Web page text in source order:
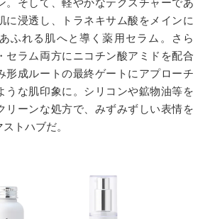
。そして、軽やかなテクスチャーであ
に浸透し、トラネキサム酸をメインに
ふれる肌へと導く薬用セラム。さら
セラム両方にニコチン酸アミドを配合
形成ルートの最終ゲートにアプローチ
うな肌印象に。シリコンや鉱物油等を
リーンな処方で、みずみずしい表情を
トハブだ。